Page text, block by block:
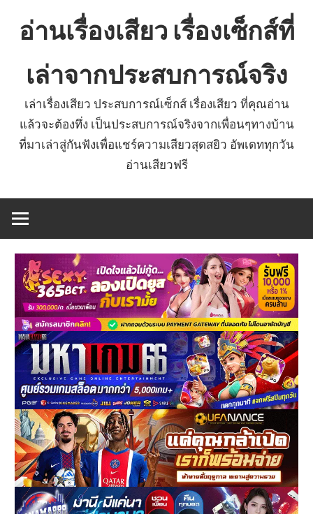
อ่านเรื่องเสียว เรื่องเซ็กส์ที่
เล่าจากประสบการณ์จริง
เล่าเรื่องเสียว ประสบการณ์เซ็กส์ เรื่องเสียว ที่คุณอ่าน
แล้วจะต้องทึ่ง เป็นประสบการณ์จริงจากเพื่อนๆทางบ้าน
ที่มาเล่าสู่กันฟังเพื่อแชร์ความเสียวสุดสยิว อัพเดททุกวัน
อ่านเสียวฟรี